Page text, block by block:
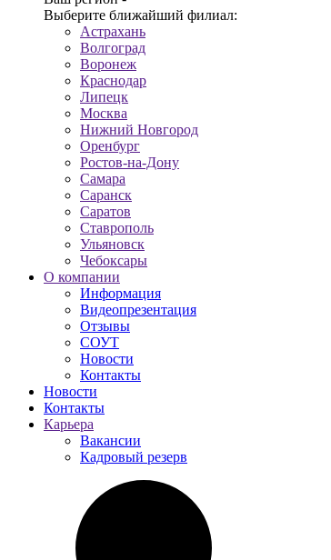
Выберите ближайший филиал:
Астрахань
Волгоград
Воронеж
Краснодар
Липецк
Москва
Нижний Новгород
Оренбург
Ростов-на-Дону
Самара
Саранск
Саратов
Ставрополь
Ульяновск
Чебоксары
О компании
Информация
Видеопрезентация
Отзывы
СОУТ
Новости
Контакты
Новости
Контакты
Карьера
Вакансии
Кадровый резерв